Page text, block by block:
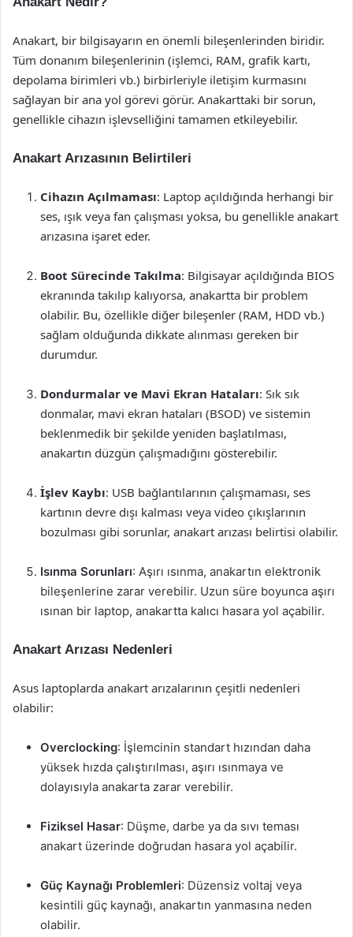
Anakart, bir bilgisayarın en önemli bileşenlerinden biridir.
Tüm donanım bileşenlerinin (işlemci, RAM, grafik kartı,
depolama birimleri vb.) birbirleriyle iletişim kurmasını
sağlayan bir ana yol görevi görür. Anakarttaki bir sorun,
genellikle cihazın işlevselliğini tamamen etkileyebilir.
Anakart Arızasının Belirtileri
Cihazın Açılmaması: Laptop açıldığında herhangi bir
ses, ışık veya fan çalışması yoksa, bu genellikle anakart
arızasına işaret eder.
Boot Sürecinde Takılma: Bilgisayar açıldığında BIOS
ekranında takılıp kalıyorsa, anakartta bir problem
olabilir. Bu, özellikle diğer bileşenler (RAM, HDD vb.)
sağlam olduğunda dikkate alınması gereken bir
durumdur.
Dondurmalar ve Mavi Ekran Hataları: Sık sık
donmalar, mavi ekran hataları (BSOD) ve sistemin
beklenmedik bir şekilde yeniden başlatılması,
anakartın düzgün çalışmadığını gösterebilir.
İşlev Kaybı: USB bağlantılarının çalışmaması, ses
kartının devre dışı kalması veya video çıkışlarının
bozulması gibi sorunlar, anakart arızası belirtisi olabilir.
Isınma Sorunları: Aşırı ısınma, anakartın elektronik
bileşenlerine zarar verebilir. Uzun süre boyunca aşırı
ısınan bir laptop, anakartta kalıcı hasara yol açabilir.
Anakart Arızası Nedenleri
Asus laptoplarda anakart arızalarının çeşitli nedenleri
olabilir:
Overclocking: İşlemcinin standart hızından daha
yüksek hızda çalıştırılması, aşırı ısınmaya ve
dolayısıyla anakarta zarar verebilir.
Fiziksel Hasar: Düşme, darbe ya da sıvı teması
anakart üzerinde doğrudan hasara yol açabilir.
Güç Kaynağı Problemleri: Düzensiz voltaj veya
kesintili güç kaynağı, anakartın yanmasına neden
olabilir.